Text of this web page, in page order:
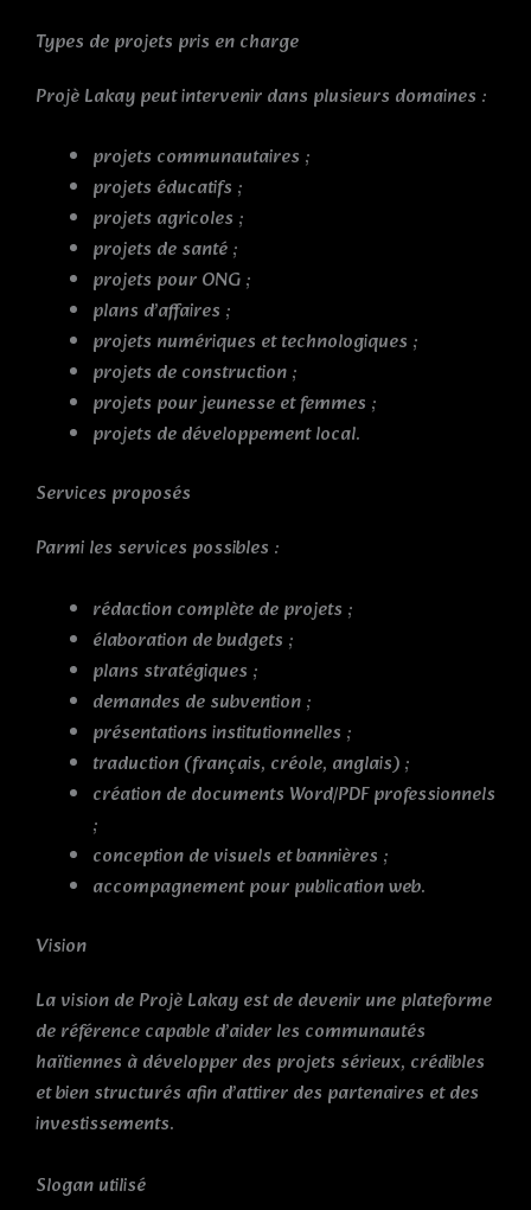
Types de projets pris en charge
Projè Lakay peut intervenir dans plusieurs domaines :
projets communautaires ;
projets éducatifs ;
projets agricoles ;
projets de santé ;
projets pour ONG ;
plans d’affaires ;
projets numériques et technologiques ;
projets de construction ;
projets pour jeunesse et femmes ;
projets de développement local.
Services proposés
Parmi les services possibles :
rédaction complète de projets ;
élaboration de budgets ;
plans stratégiques ;
demandes de subvention ;
présentations institutionnelles ;
traduction (français, créole, anglais) ;
création de documents Word/PDF professionnels
;
conception de visuels et bannières ;
accompagnement pour publication web.
Vision
La vision de Projè Lakay est de devenir une plateforme
de référence capable d’aider les communautés
haïtiennes à développer des projets sérieux, crédibles
et bien structurés afin d’attirer des partenaires et des
investissements.
Slogan utilisé